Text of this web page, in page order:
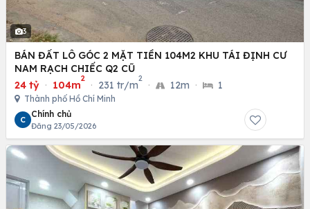
3
BÁN ĐẤT LÔ GÓC 2 MẶT TIỀN 104M2 KHU TÁI ĐỊNH CƯ
NAM RẠCH CHIẾC Q2 CŨ
24 tỷ · 104m
2
· 231 tr/m
2
· 12m · 1
Thành phố Hồ Chí Minh
C
Chính chủ
Đăng 23/05/2026